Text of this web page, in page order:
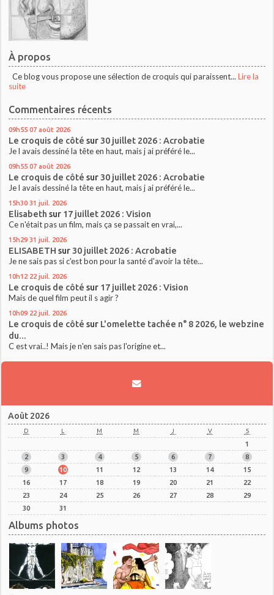
À propos
Ce blog vous propose une sélection de croquis qui paraissent... Lire la
suite
Commentaires récents
09h55 07 août 2026
Le croquis de côté sur 30 juillet 2026 : Acrobatie
Je l avais dessiné la tête en haut, mais j ai préféré le...
09h55 07 août 2026
Le croquis de côté sur 30 juillet 2026 : Acrobatie
Je l avais dessiné la tête en haut, mais j ai préféré le...
15h30 31 juil. 2026
Elisabeth sur 17 juillet 2026 : Vision
Ce n'était pas un film, mais ça se passait en vrai,...
15h29 31 juil. 2026
ELISABETH sur 30 juillet 2026 : Acrobatie
Je ne sais pas si c'est bon pour la santé d'avoir la tête...
10h12 22 juil. 2026
Le croquis de côté sur 17 juillet 2026 : Vision
Mais de quel film peut il s agir ?
10h09 22 juil. 2026
Le croquis de côté sur L'omelette tachée n° 8 2026, le webzine
du...
C est vrai..! Mais je n'en sais pas l'origine et...
Août 2026
D L M M J V S
1
2
3 4 5 6 7
8
9
10 11 12 13 14
15
16
17 18 19 20 21
22
23
24 25 26 27 28
29
30
31
Albums photos